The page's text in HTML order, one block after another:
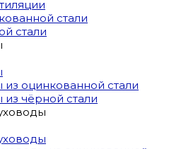
стали
стали
оцинкованной стали
чёрной стали